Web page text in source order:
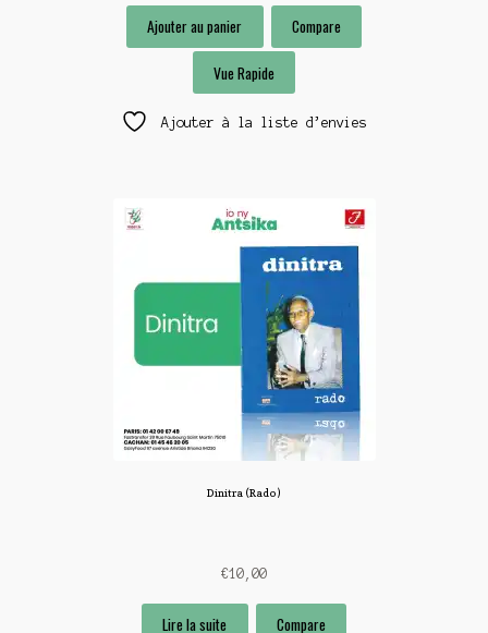
Ajouter au panier Compare
Vue Rapide
Ajouter à la liste d’envies
Dinitra (Rado)
€10,00
Lire la suite Compare